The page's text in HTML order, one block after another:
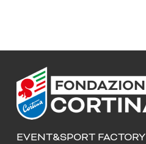
EVENT&SPORT FACTORY